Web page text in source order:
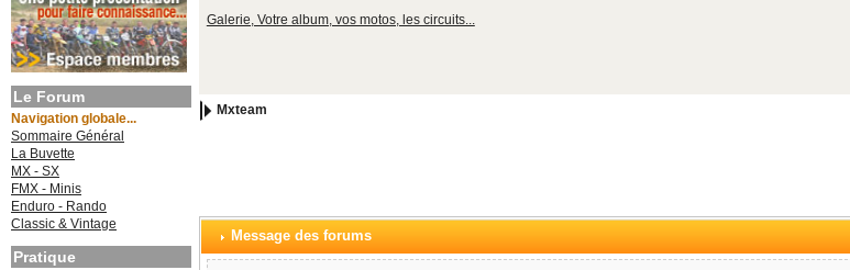
Le Forum
Navigation globale...
Sommaire Général
La Buvette
MX - SX
FMX - Minis
Enduro - Rando
Classic & Vintage
Pratique
Galerie, Votre album, vos motos, les circuits...
Mxteam
Message des forums